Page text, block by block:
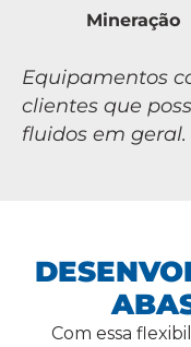
Mineração
Equipamentos
clientes que
fluidos em geral.
Com essa